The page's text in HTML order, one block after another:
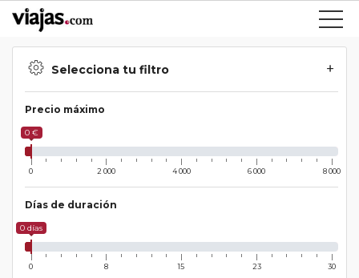
Selecciona tu filtro
Precio máximo
0 €
0 2 000 4 000 6 000 8 000
Días de duración
0 días
0 8 15 23 30